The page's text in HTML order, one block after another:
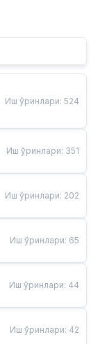
Иш ўринлари: 524
Иш ўринлари: 351
Иш ўринлари: 202
Иш ўринлари: 65
Иш ўринлари: 44
Иш ўринлари: 42